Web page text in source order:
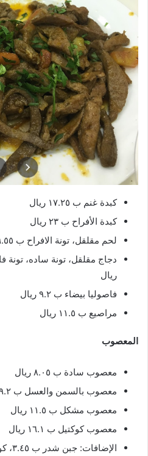
كبدة غنم ب ١٧.٢٥ ريال
كبدة الأفراح ب ٢٣ ريال
لحم مقلقل، تونة الافراح ب ١٩.٥٥ ريال
ريال
فاصوليا بيضاء ب ٩.٢ ريال
مراصيع ب ١١.٥ ريال
المعصوب
معصوب سادة ب ٨.٠٥ ريال
معصوب بالسمن والعسل ب ٩.٢ ريال
معصوب مشكل ب ١١.٥ ريال
معصوب كوكتيل ب ١٦.١ ريال